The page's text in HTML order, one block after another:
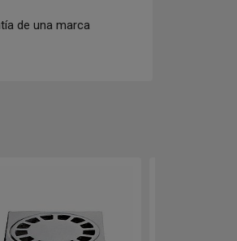
de una marca